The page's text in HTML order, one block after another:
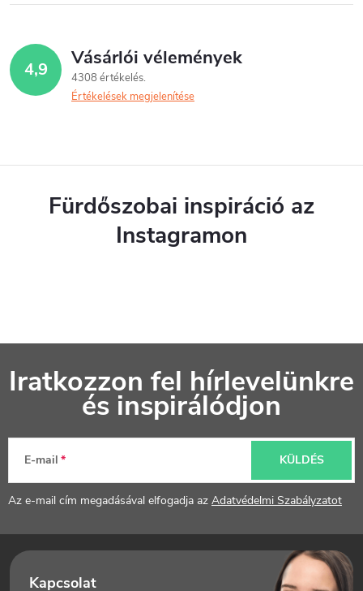
á
n
t
m
e
z
s
4,9 Vásárlói vélemények
4308 értékelés
Értékelések megjelenítése
Fürdőszobai inspiráció az
Instagramon
á
é
Iratkozzon fel hírlevelünkre
és inspirálódjon
E-mail
Az e-mail cím megadásával elfogadja az Adatvédelmi Szabályzatot
KÜLDÉS